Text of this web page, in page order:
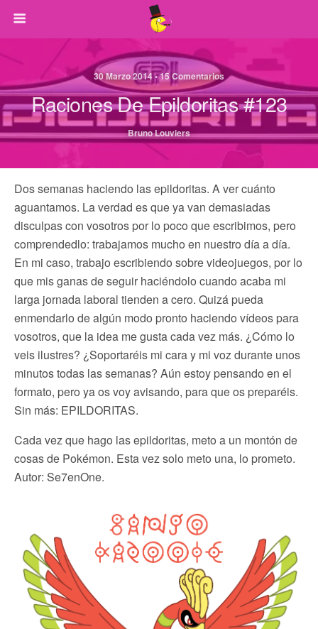
30 Marzo 2014 • 15 Comentarios
Raciones De Epildoritas #123
Bruno Louviers
Dos semanas haciendo las epildoritas. A ver cuánto
aguantamos. La verdad es que ya van demasiadas
disculpas con vosotros por lo poco que escribimos, pero
comprendedlo: trabajamos mucho en nuestro día a día.
En mi caso, trabajo escribiendo sobre videojuegos, por lo
que mis ganas de seguir haciéndolo cuando acaba mi
larga jornada laboral tienden a cero. Quizá pueda
enmendarlo de algún modo pronto haciendo vídeos para
vosotros, que la idea me gusta cada vez más. ¿Cómo lo
veis ilustres? ¿Soportaréis mi cara y mi voz durante unos
minutos todas las semanas? Aún estoy pensando en el
formato, pero ya os voy avisando, para que os preparéis.
Sin más: EPILDORITAS.
Cada vez que hago las epildoritas, meto a un montón de
cosas de Pokémon. Esta vez solo meto una, lo prometo.
Autor: Se7enOne.